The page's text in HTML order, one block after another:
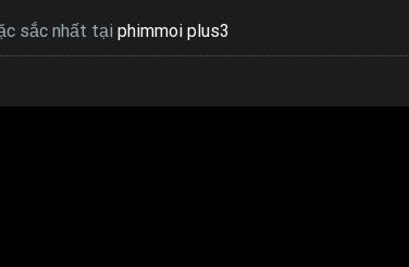
sắc nhất tại phimmoi plus3